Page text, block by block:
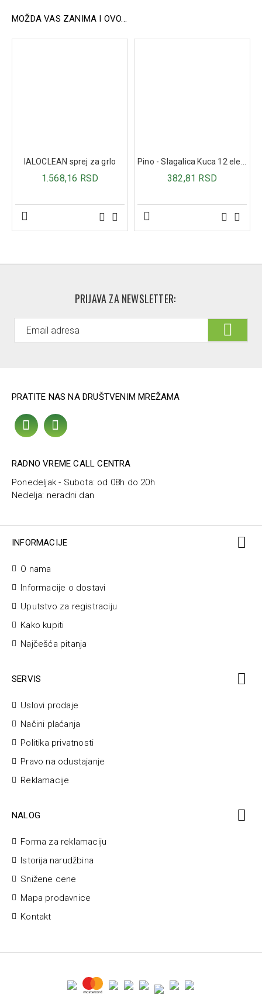
Koristiti prema uputstvu uz proizvod.
MOŽDA VAS ZANIMA I OVO...
IALOCLEAN sprej za grlo
1.568,16 RSD 382,81 RSD
PRIJAVA ZA NEWSLETTER:
PRATITE NAS NA DRUŠTVENIM MREŽAMA
RADNO VREME CALL CENTRA
Ponedeljak - Subota: od 08h do 20h
Nedelja: neradni dan
INFORMACIJE
O nama
Informacije o dostavi
Uputstvo za registraciju
Kako kupiti
Najčešća pitanja
SERVIS
Uslovi prodaje
Načini plaćanja
Politika privatnosti
Pravo na odustajanje
Reklamacije
NALOG
Forma za reklamaciju
Istorija narudžbina
Snižene cene
Mapa prodavnice
Kontakt